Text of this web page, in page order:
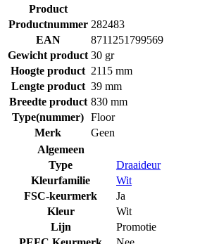
Product
Productnummer 282483
EAN
8711251799569
Gewicht product 30 gr
Hoogte product 2115 mm
Lengte product 39 mm
Breedte product 830 mm
Type(nummer) Floor
Merk
Geen
Algemeen
Type
Draaideur
Kleurfamilie
Wit
FSC-keurmerk
Ja
Kleur
Wit
Lijn
Promotie